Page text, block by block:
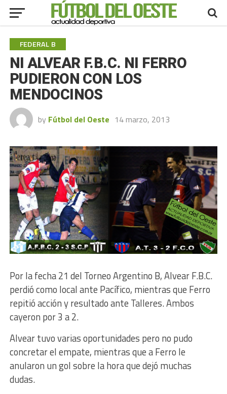
FEDERAL B
NI ALVEAR F.B.C. NI FERRO
PUDIERON CON LOS
MENDOCINOS
by Fútbol del Oeste 14 marzo, 2013
Por la fecha 21 del Torneo Argentino B, Alvear F.B.C.
perdió como local ante Pacífico, mientras que Ferro
repitió acción y resultado ante Talleres. Ambos
cayeron por 3 a 2.
Alvear tuvo varias oportunidades pero no pudo
concretar el empate, mientras que a Ferro le
anularon un gol sobre la hora que dejó muchas
dudas.